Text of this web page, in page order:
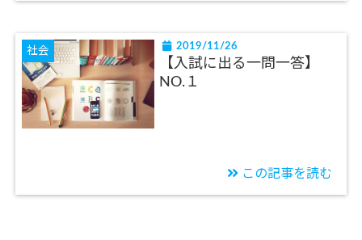
社会 2019/11/26
【入試に出る一問一答】
NO.１
この記事を読む